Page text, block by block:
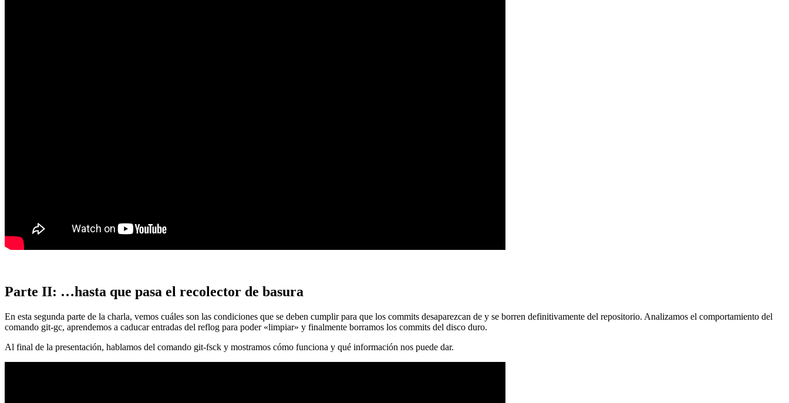
Parte II: …hasta que pasa el recolector de basura
En esta segunda parte de la charla, vemos cuáles son las condiciones que se deben cumplir para que los commits desaparezcan de y se borren definitivamente del repositorio. Analizamos el comportamiento del
comando git-gc, aprendemos a caducar entradas del reflog para poder «limpiar» y finalmente borramos los commits del disco duro.
Al final de la presentación, hablamos del comando git-fsck y mostramos cómo funciona y qué información nos puede dar.